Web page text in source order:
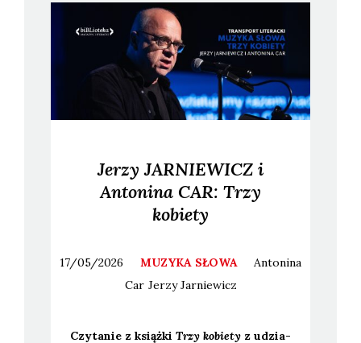
Jerzy JARNIEWICZ i
Antonina CAR: Trzy
kobiety
17/05/2026 MUZYKA SŁOWA
Antonina
Car JerzyJarniewicz
Czy­ta­nie z książ­ki Trzy kobie­ty z udzia­